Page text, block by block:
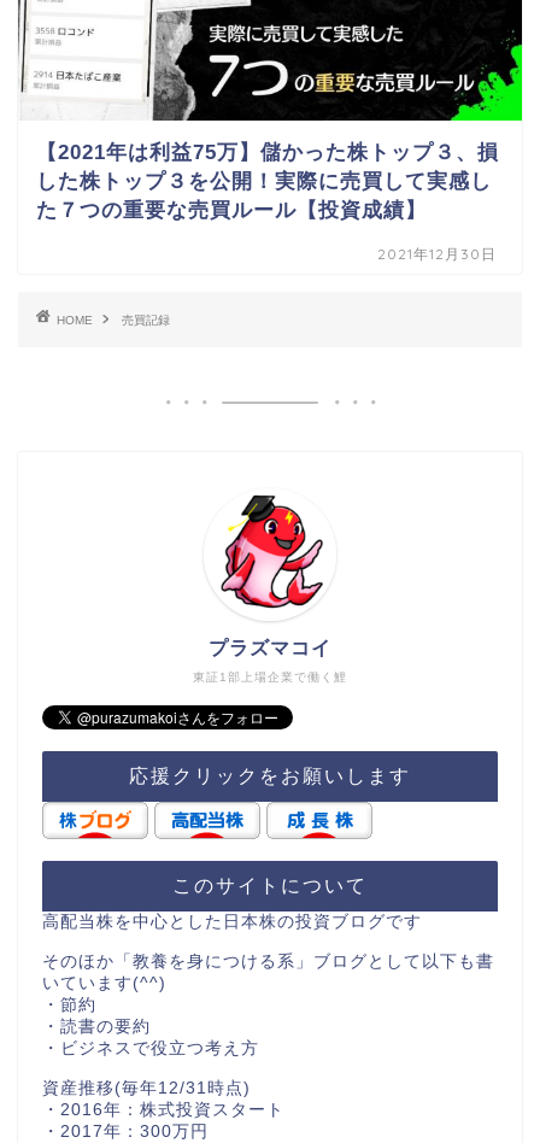
【2021年は利益75万】儲かった株トップ３、損
した株トップ３を公開！実際に売買して実感し
た７つの重要な売買ルール【投資成績】
2021年12月30日
HOME 売買記録
東証1部上場企業で働く鯉
プラズマコイ
応援クリックをお願いします
このサイトについて
高配当株を中心とした日本株の投資ブログです
そのほか「教養を身につける系」ブログとして以下も書
いています(^^)
・節約
・読書の要約
・ビジネスで役立つ考え方
資産推移(毎年12/31時点)
・2016年：株式投資スタート
・2017年：300万円